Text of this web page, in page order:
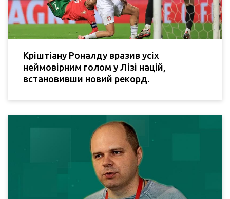
Кріштіану Роналду вразив усіх
неймовірним голом у Лізі націй,
встановивши новий рекорд.